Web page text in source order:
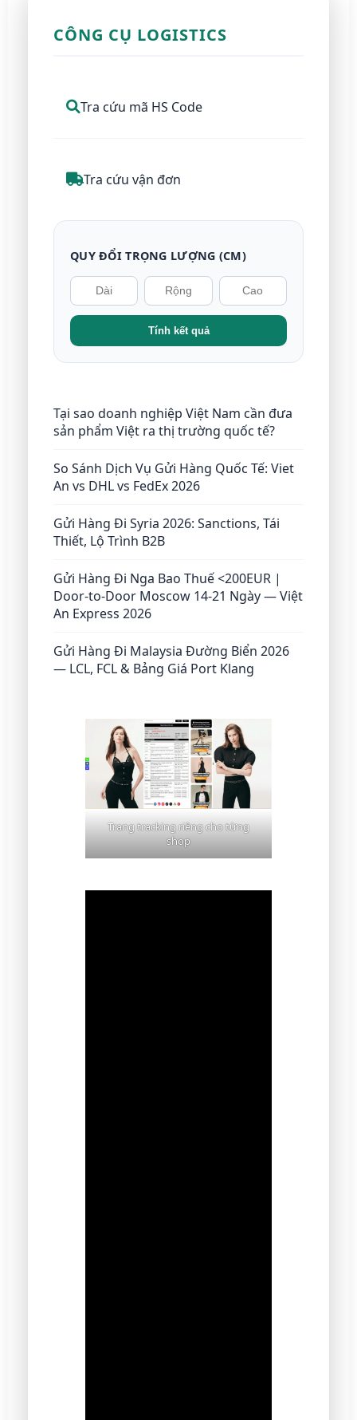
CÔNG CỤ LOGISTICS
Tra cứu mã HS Code
Tra cứu vận đơn
QUY ĐỔI TRỌNG LƯỢNG (CM)
Tính kết quả
Tại sao doanh nghiệp Việt Nam cần đưa
sản phẩm Việt ra thị trường quốc tế?
So Sánh Dịch Vụ Gửi Hàng Quốc Tế: Viet
An vs DHL vs FedEx 2026
Gửi Hàng Đi Syria 2026: Sanctions, Tái
Thiết, Lộ Trình B2B
Gửi Hàng Đi Nga Bao Thuế <200EUR |
Door-to-Door Moscow 14-21 Ngày — Việt
An Express 2026
Gửi Hàng Đi Malaysia Đường Biển 2026
— LCL, FCL & Bảng Giá Port Klang
Trang tracking riêng cho từng
shop